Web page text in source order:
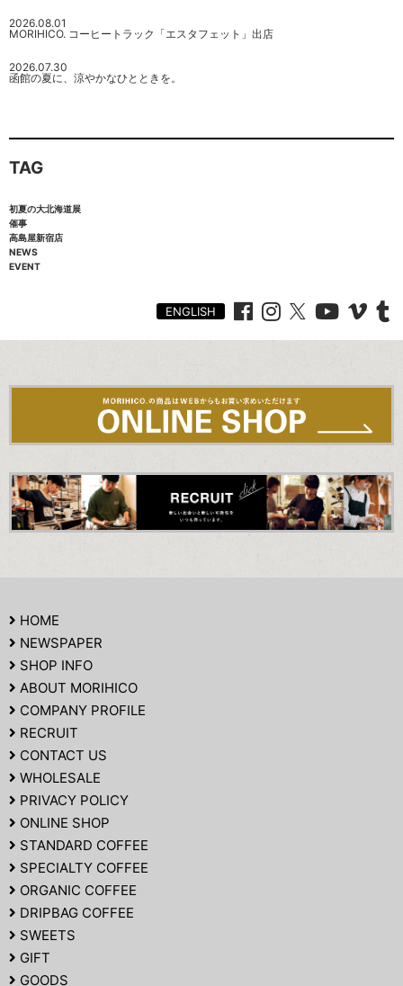
2026.08.01
MORIHICO. コーヒートラック「エスタフェット」出店
2026.07.30
函館の夏に、涼やかなひとときを。
TAG
初夏の大北海道展
催事
高島屋新宿店
NEWS
EVENT
ENGLISH
HOME
NEWSPAPER
SHOP INFO
ABOUT MORIHICO
COMPANY PROFILE
RECRUIT
CONTACT US
WHOLESALE
PRIVACY POLICY
ONLINE SHOP
STANDARD COFFEE
SPECIALTY COFFEE
ORGANIC COFFEE
DRIPBAG COFFEE
SWEETS
GIFT
GOODS